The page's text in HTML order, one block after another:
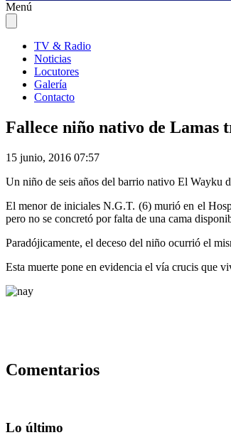
Menú
TV & Radio
Noticias
Locutores
Galería
Contacto
Fallece niño nativo de Lamas
15 junio, 2016 07:57
Un niño de seis años del barrio nativo El Wayku
El menor de iniciales N.G.T. (6) murió en el
pero no se concretó por falta de una cama
Paradójicamente, el deceso del niño ocurrió el
Esta muerte pone en evidencia el vía crucis que
Comentarios
Lo último